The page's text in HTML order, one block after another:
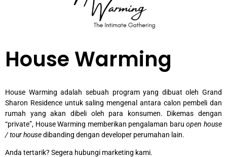
House Warming
House Warming adalah sebuah program yang dibuat oleh Grand
Sharon Residence untuk saling mengenal antara calon pembeli dan
rumah yang akan dibeli oleh para konsumen. Dikemas dengan
“private”, House Warming memberikan pengalaman baru open house
/ tour housedibanding dengan developer perumahan lain.
Anda tertarik? Segera hubungi marketing kami.